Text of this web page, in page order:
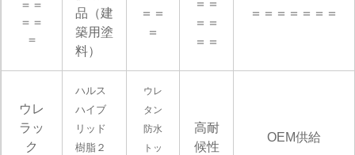
＝＝
＝＝
＝
品（建
築用塗
料）
＝＝
＝
＝＝
＝＝
＝＝
＝＝＝＝＝＝＝
ウレ
ラッ
ク
ハルス
ハイブ
リッド
樹脂２
ウレ
タン
防水
トッ
高耐
候性
OEM供給